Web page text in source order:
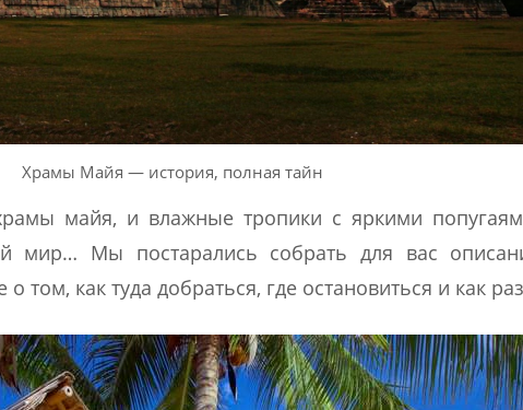
Храмы Майя — история, полная тайн
майя, и влажные тропики с яркими
мир… Мы постарались собрать для вас
том, как туда добраться, где остановиться и как